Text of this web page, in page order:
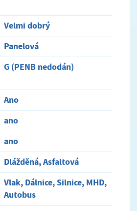
Velmi dobrý
Panelová
G (PENB nedodán)
Ano
ano
ano
Dlážděná, Asfaltová
Vlak, Dálnice, Silnice, MHD,
Autobus